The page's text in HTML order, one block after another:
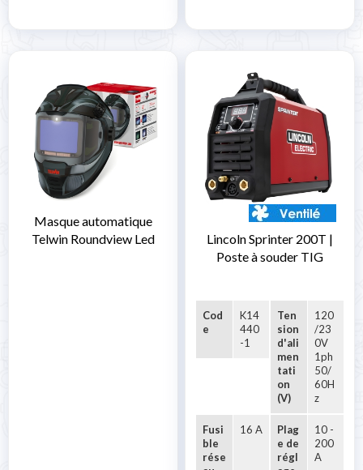
Masque automatique
Telwin Roundview Led
Lincoln Sprinter 200T |
Poste à souder TIG
Cod
e
K14
440
-1
Ten
sion
d'ali
men
tati
on
(V)
120
/23
0V
1ph
50/
60H
z
Fusi
ble
rése
16 A
Plag
e de
régl
10 -
200
A